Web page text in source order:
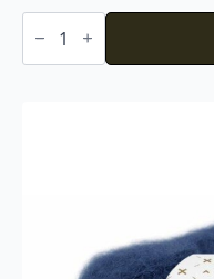
Du
Store
Faerytale